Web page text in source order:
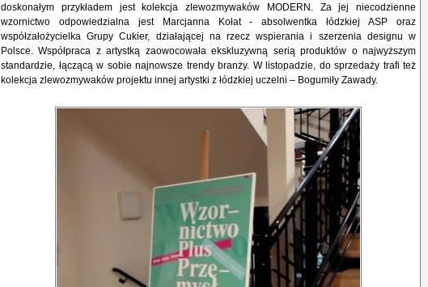
doskonałym przykładem jest kolekcja zlewozmywaków MODERN. Za jej niecodzienne
wzornictwo odpowiedzialna jest Marcjanna Kołat - absolwentka łódzkiej ASP oraz
współzałożycielka Grupy Cukier, działającej na rzecz wspierania i szerzenia designu w
Polsce. Współpraca z artystką zaowocowała ekskluzywną serią produktów o najwyższym
standardzie, łączącą w sobie najnowsze trendy branży. W listopadzie, do sprzedaży trafi też
kolekcja zlewozmywaków projektu innej artystki z łódzkiej uczelni – Bogumiły Zawady.